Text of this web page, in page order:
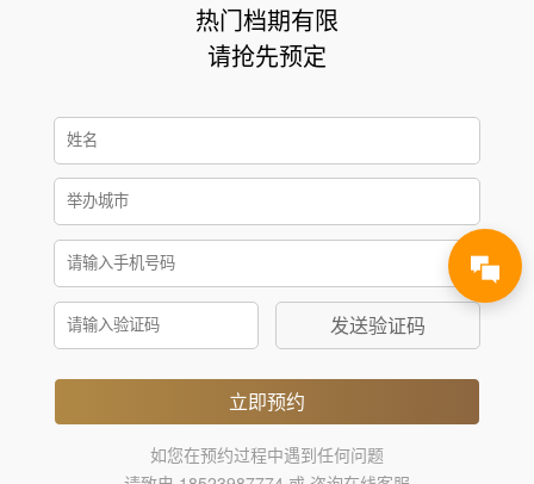
热门档期有限
请抢先预定
发送验证码
立即预约
如您在预约过程中遇到任何问题